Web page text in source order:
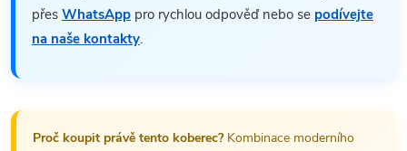
přes WhatsApp pro rychlou odpověď nebo se podívejte
na naše kontakty.
Proč koupit právě tento koberec?Kombinace moderního